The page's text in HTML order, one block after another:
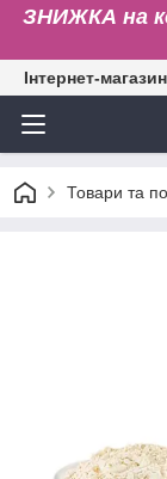
ЗНИЖКА на
Інтернет-
Товари та